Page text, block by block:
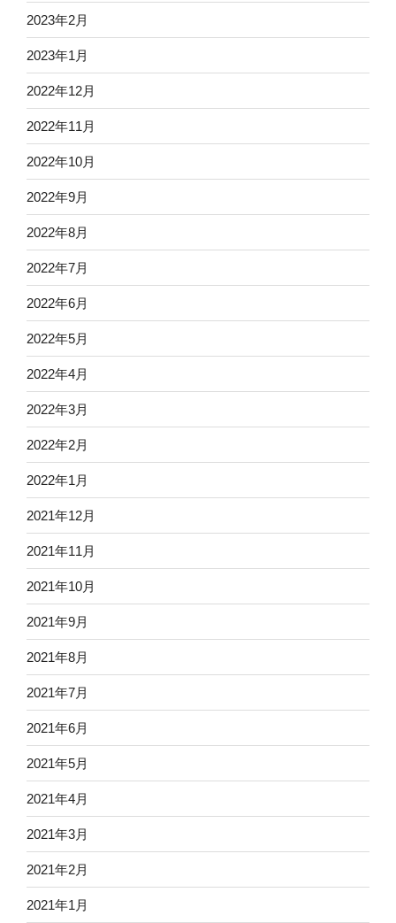
2023年2月
2023年1月
2022年12月
2022年11月
2022年10月
2022年9月
2022年8月
2022年7月
2022年6月
2022年5月
2022年4月
2022年3月
2022年2月
2022年1月
2021年12月
2021年11月
2021年10月
2021年9月
2021年8月
2021年7月
2021年6月
2021年5月
2021年4月
2021年3月
2021年2月
2021年1月